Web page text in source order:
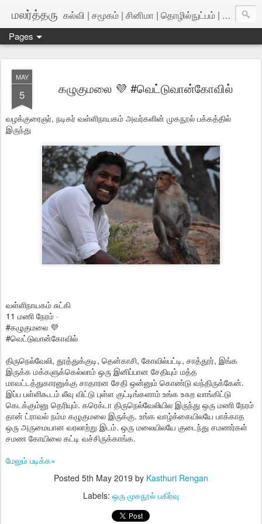
மலர்த்தரு கல்வி | சமூகம் | சினிமா | தொழில்நுட்பம் | அறிவியல்
Pages
MAY
5 கழுகுமலை 💜 #வெட்டுவான்கோவில்
வழக்குரைஞர், நடிகர் வள்ளிநாயகம் அவர்களின் முகநூல் பக்கத்தில்
இருந்து
வள்ளிநாயகம் சுட்கி
11 மணி நேரம் ·
#கழுகுமலை 💜
#வெட்டுவான்கோவில்
திருநெல்வேலி, தூத்துக்குடி, தென்காசி, கோவில்பட்டி, சாத்தூர், இங்க
இருக்க மக்களுக்கெல்லாம் ஒரு இனிப்பான சேதியும் மத்த
மாவட்டத்துகாரனுக்கு சாதாரன சேதி ஒன்னும் கொண்டு வந்திருக்கேன்.
இப்ப பள்ளிகூடம் லீவு விட்டு புள்ள குட்டிங்களாம் உங்க உசுற வாங்கிட்டு
கெடக்கும்னு தெரியும். கரெக்டா திருநெல்வேலியில இருந்து ஒரு மணி நேரம்
தான் ட்ராவல் நம்ம கழுகுமலை இருக்கு. உங்க வாழ்க்கையிலயே பாக்காத
ஒரு அருமையான வரலாற்று இடம். ஒரு மலையிலயே குடைந்து சமணர்கள்
சமண கோயிலை கட்டி வச்சிருக்காங்க.
மேலும் படிக்க»
Posted 5th May 2019 by Kasthuri Rengan
Labels: ஒரு முகநூல் பகிர்வு